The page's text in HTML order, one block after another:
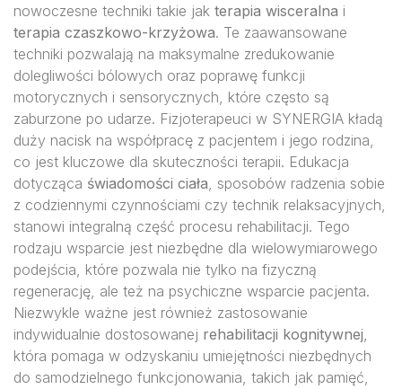
nowoczesne techniki takie jak terapia wisceralna i
terapia czaszkowo-krzyżowa. Te zaawansowane
techniki pozwalają na maksymalne zredukowanie
dolegliwości bólowych oraz poprawę funkcji
motorycznych i sensorycznych, które często są
zaburzone po udarze. Fizjoterapeuci w SYNERGIA kładą
duży nacisk na współpracę z pacjentem i jego rodzina,
co jest kluczowe dla skuteczności terapii. Edukacja
dotycząca świadomości ciała, sposobów radzenia sobie
z codziennymi czynnościami czy technik relaksacyjnych,
stanowi integralną część procesu rehabilitacji. Tego
rodzaju wsparcie jest niezbędne dla wielowymiarowego
podejścia, które pozwala nie tylko na fizyczną
regenerację, ale też na psychiczne wsparcie pacjenta.
Niezwykle ważne jest również zastosowanie
indywidualnie dostosowanej rehabilitacji kognitywnej,
która pomaga w odzyskaniu umiejętności niezbędnych
do samodzielnego funkcjonowania, takich jak pamięć,